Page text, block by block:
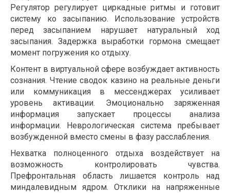
Регулятор регулирует циркадные ритмы и готовит
систему ко засыпанию. Использование устройств
перед засыпанием нарушает натуральный ход
засыпания. Задержка выработки гормона смещает
момент погружения ко отдыху.
Контент в виртуальной сфере возбуждает активность
сознания. Чтение сводок казино на реальные деньги
или коммуникация в мессенджерах усиливает
уровень активации. Эмоционально заряженная
информация запускает процессы анализа
информации. Неврологическая система пребывает
возбужденной вместо смены в фазу расслабления.
Нехватка полноценного отдыха воздействует на
возможность контролировать чувства.
Префронтальная область лишается контроль над
миндалевидным ядром. Отклики на напряженные